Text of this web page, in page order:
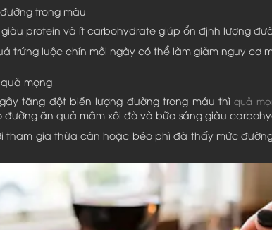
trong máu
protein và ít carbohydrate giúp ổn định lượng
trứng luộc chín mỗi ngày có thể làm giảm nguy cơ
mọng
tăng đột biến lượng đường trong máu thìquả
đường ăn quả mâm xôi đỏ và bữa sáng giàu
tham gia thừa cân hoặc béo phì đã thấy mức